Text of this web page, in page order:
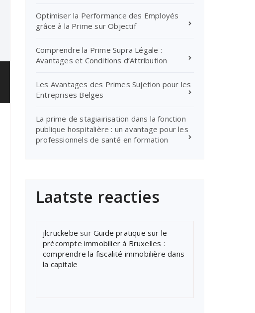
Optimiser la Performance des Employés
grâce à la Prime sur Objectif
Comprendre la Prime Supra Légale :
Avantages et Conditions d’Attribution
Les Avantages des Primes Sujetion pour les
Entreprises Belges
La prime de stagiairisation dans la fonction
publique hospitalière : un avantage pour les
professionnels de santé en formation
Laatste reacties
jlcruckebe sur Guide pratique sur le
précompte immobilier à Bruxelles :
comprendre la fiscalité immobilière dans
la capitale